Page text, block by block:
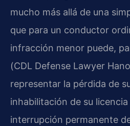
mucho más allá de una
que para un conductor
infracción menor puede,
(CDL Defense Lawyer
representar la pérdida de
inhabilitación de su
interrupción permanente